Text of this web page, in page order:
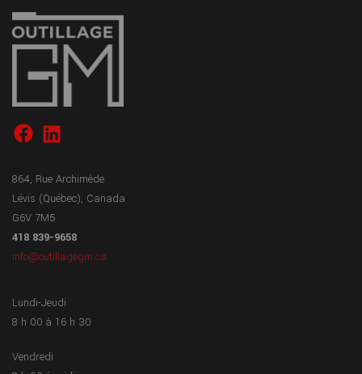
864, Rue Archimède
Lévis (Québec), Canada
G6V 7M5
418 839-9658
info@outillagegm.ca
Lundi-Jeudi
8 h 00 à 16 h 30
Vendredi